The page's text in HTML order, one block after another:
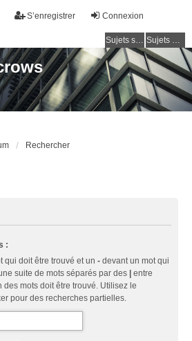
Connexion
S’enregistrer
Sujets sans réponse Sujets actifs
Rechercher
:
qui doit être trouvé et un - devant un mot qui
suite de mots séparés par des | entre
mots doit être trouvé. Utilisez le
pour des recherches partielles.